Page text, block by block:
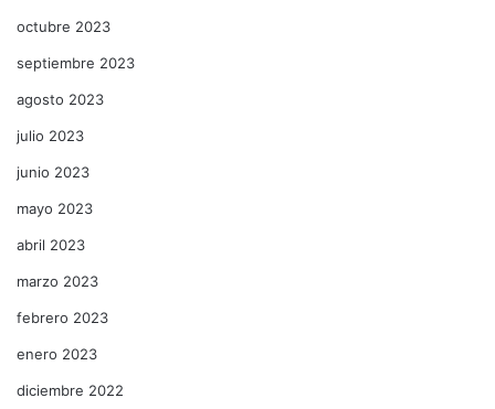
octubre 2023
septiembre 2023
agosto 2023
julio 2023
junio 2023
mayo 2023
abril 2023
marzo 2023
febrero 2023
enero 2023
diciembre 2022